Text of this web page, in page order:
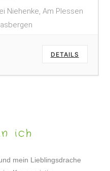
Niehenke, Am Plessen
DETAILS
ich
mein Lieblingsdrache